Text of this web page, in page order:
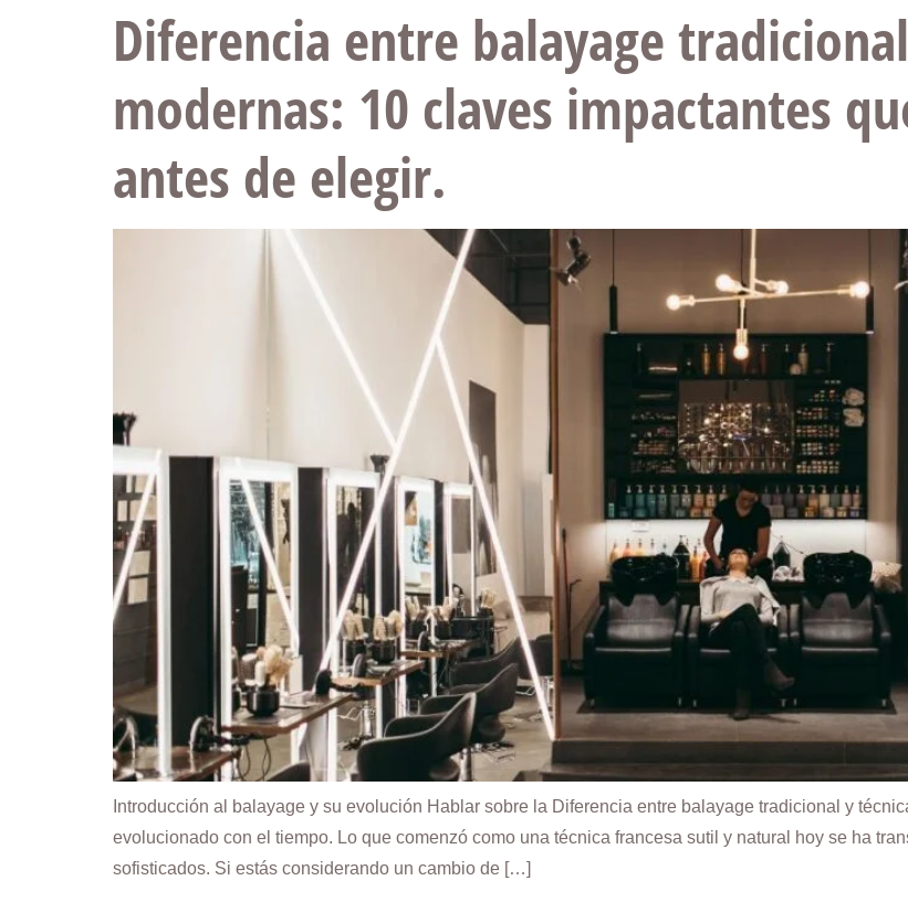
Diferencia entre balayage
modernas: 10 claves impactantes
antes de elegir.
Introducción al balayage y su evolución Hablar sobre la Diferencia entre balayage tradicional y
evolucionado con el tiempo. Lo que comenzó como una técnica francesa sutil y natural hoy se ha
sofisticados. Si estás considerando un cambio de […]